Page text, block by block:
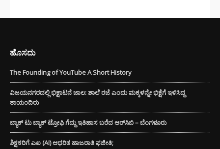
ಹೊಸದು
The Founding of YouTube A Short History
ವಿಜಯನಗರದಲ್ಲಿ ಭಿಕ್ಷಾಟನೆ ಜಾಲ: ಶಾಲೆ ರಜೆ ಎಂದು ಮಕ್ಕಳನ್ನೇ ಭಿಕ್ಷೆಗೆ ಇಳಿಸಿದ್ದ
ತಾಯಂದಿರು
ಬ್ಯಾಕ್ ಟು ಬ್ಯಾಕ್ ಟ್ರೋಫಿ ಗೆದ್ದು ಇತಿಹಾಸ ಬರೆದ ಆರ್‌ಸಿಬಿ – ಬೆಂಗಳೂರು
ಶಿಕ್ಷಕರಿಗೆ ಎಐ (AI) ಆಧರಿತ ಹಾಜರಾತಿ ಫಜೀತಿ;